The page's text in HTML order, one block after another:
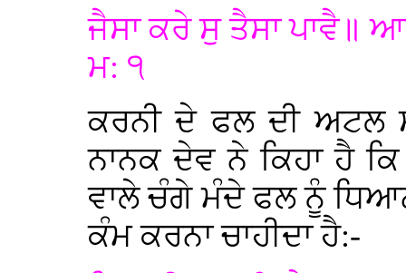
ਜੈਸਾ ਕਰੇ ਸੁ ਤੈਸਾ ਪਾਵੈ॥
ਮ: ੧
ਕਰਨੀ ਦੇ ਫਲ ਦੀ
ਨਾਨਕ ਦੇਵ ਨੇ ਕਿਹਾ ਹੈ
ਵਾਲੇ ਚੰਗੇ ਮੰਦੇ ਫਲ ਨੂੰ
ਕੰਮ ਕਰਨਾ ਚਾਹੀਦਾ ਹੈ:-